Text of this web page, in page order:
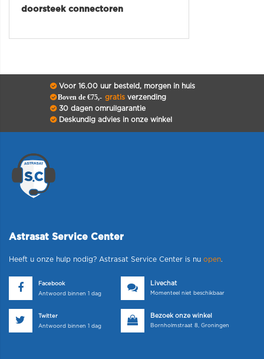
doorsteek connectoren
Voor 16.00 uur besteld, morgen in huis
Boven de €75,- gratisverzending
30 dagen omruilgarantie
Deskundig advies in onze winkel
Astrasat Service Center
Heeft u onze hulp nodig? Astrasat Service Center is nu open.
Facebook
Antwoord binnen 1 dag
Livechat
Momenteel niet beschikbaar
Twitter
Antwoord binnen 1 dag
Bezoek onze winkel
Bornholmstraat 8, Groningen